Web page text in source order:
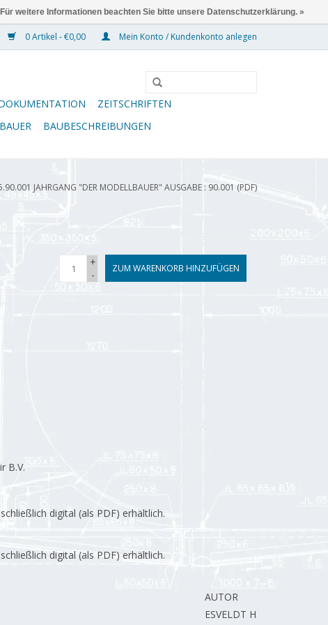
0 Artikel - €0,00 Mein Konto / Kundenkonto anlegen
ZEITSCHRIFTEN
BAUBESCHREIBUNGEN
JAHRGANG "DER MODELLBAUER" AUSGABE : 90.001 (PDF)
+
-
ZUM WARENKORB HINZUFÜGEN
B.V.
digital (als PDF) erhältlich.
digital (als PDF) erhältlich.
AUTOR
ESVELDT H.
Für weitere Informationen beachten Sie bitte unsere Datenschutzerklärung. »